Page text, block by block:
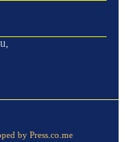
by Press.co.me